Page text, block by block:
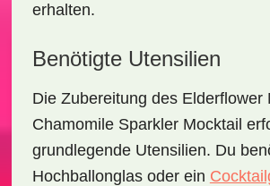
erhalten.
Benötigte Utensilien
Die Zubereitung des Elderflower
Chamomile Sparkler Mocktail
grundlegende Utensilien. Du
Hochballonglasoder ein